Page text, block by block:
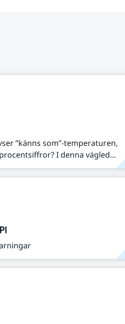
”känns som”-temperaturen,
I denna vägled...